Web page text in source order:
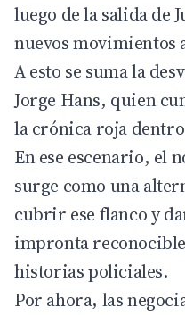
luego de la salida de
nuevos
A esto se suma la
Jorge Hans, quien
la crónica roja
En ese escenario, el
surge como una
cubrir ese flanco y
impronta
historias policiales.
Por ahora, las